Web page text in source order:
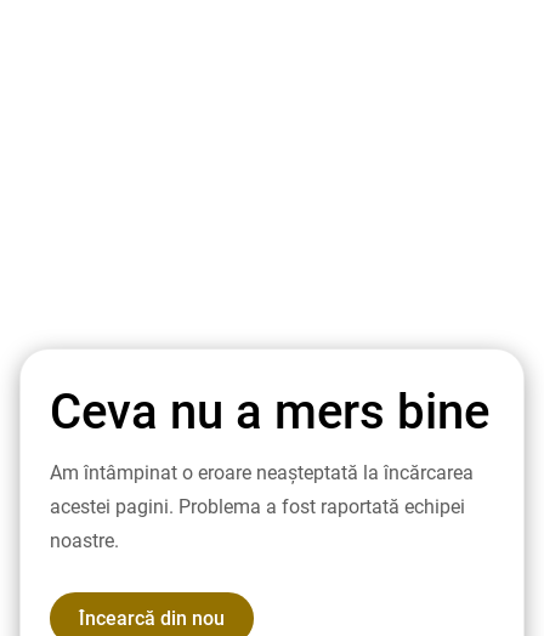
Ceva nu a mers bine
Am întâmpinat o eroare neașteptată la încărcarea
acestei pagini. Problema a fost raportată echipei
noastre.
Încearcă din nou